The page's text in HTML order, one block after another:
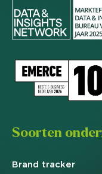
Soorten
Brand tracker